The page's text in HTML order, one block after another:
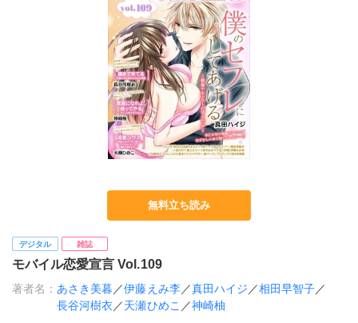
無料立ち読み
デジタル 雑誌
モバイル恋愛宣言 Vol.109
著者名： あさき美暮 ／伊藤えみ李／真田ハイジ ／相田早智子／
長谷河樹衣／天瀬ひめこ ／神崎柚